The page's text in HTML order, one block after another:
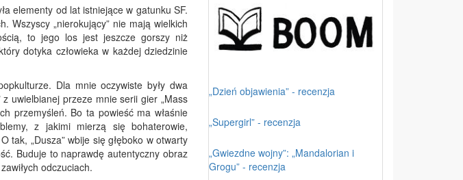
elementy od lat istniejące w gatunku SF.
Wszyscy „nierokujący” nie mają wielkich
to jego los jest jeszcze gorszy niż
dotyka człowieka w każdej dziedzinie
Dla mnie oczywiste były dwa
uwielbianej przeze mnie serii gier „Mass
przemyśleń. Bo ta powieść ma właśnie
z jakimi mierzą się bohaterowie,
tak, „Dusza” wbije się głęboko w otwarty
Buduje to naprawdę autentyczny obraz
odczuciach.
„Dzień objawienia” - recenzja
„Supergirl” - recenzja
„Gwiezdne wojny”: „Mandalorian i
Grogu” - recenzja